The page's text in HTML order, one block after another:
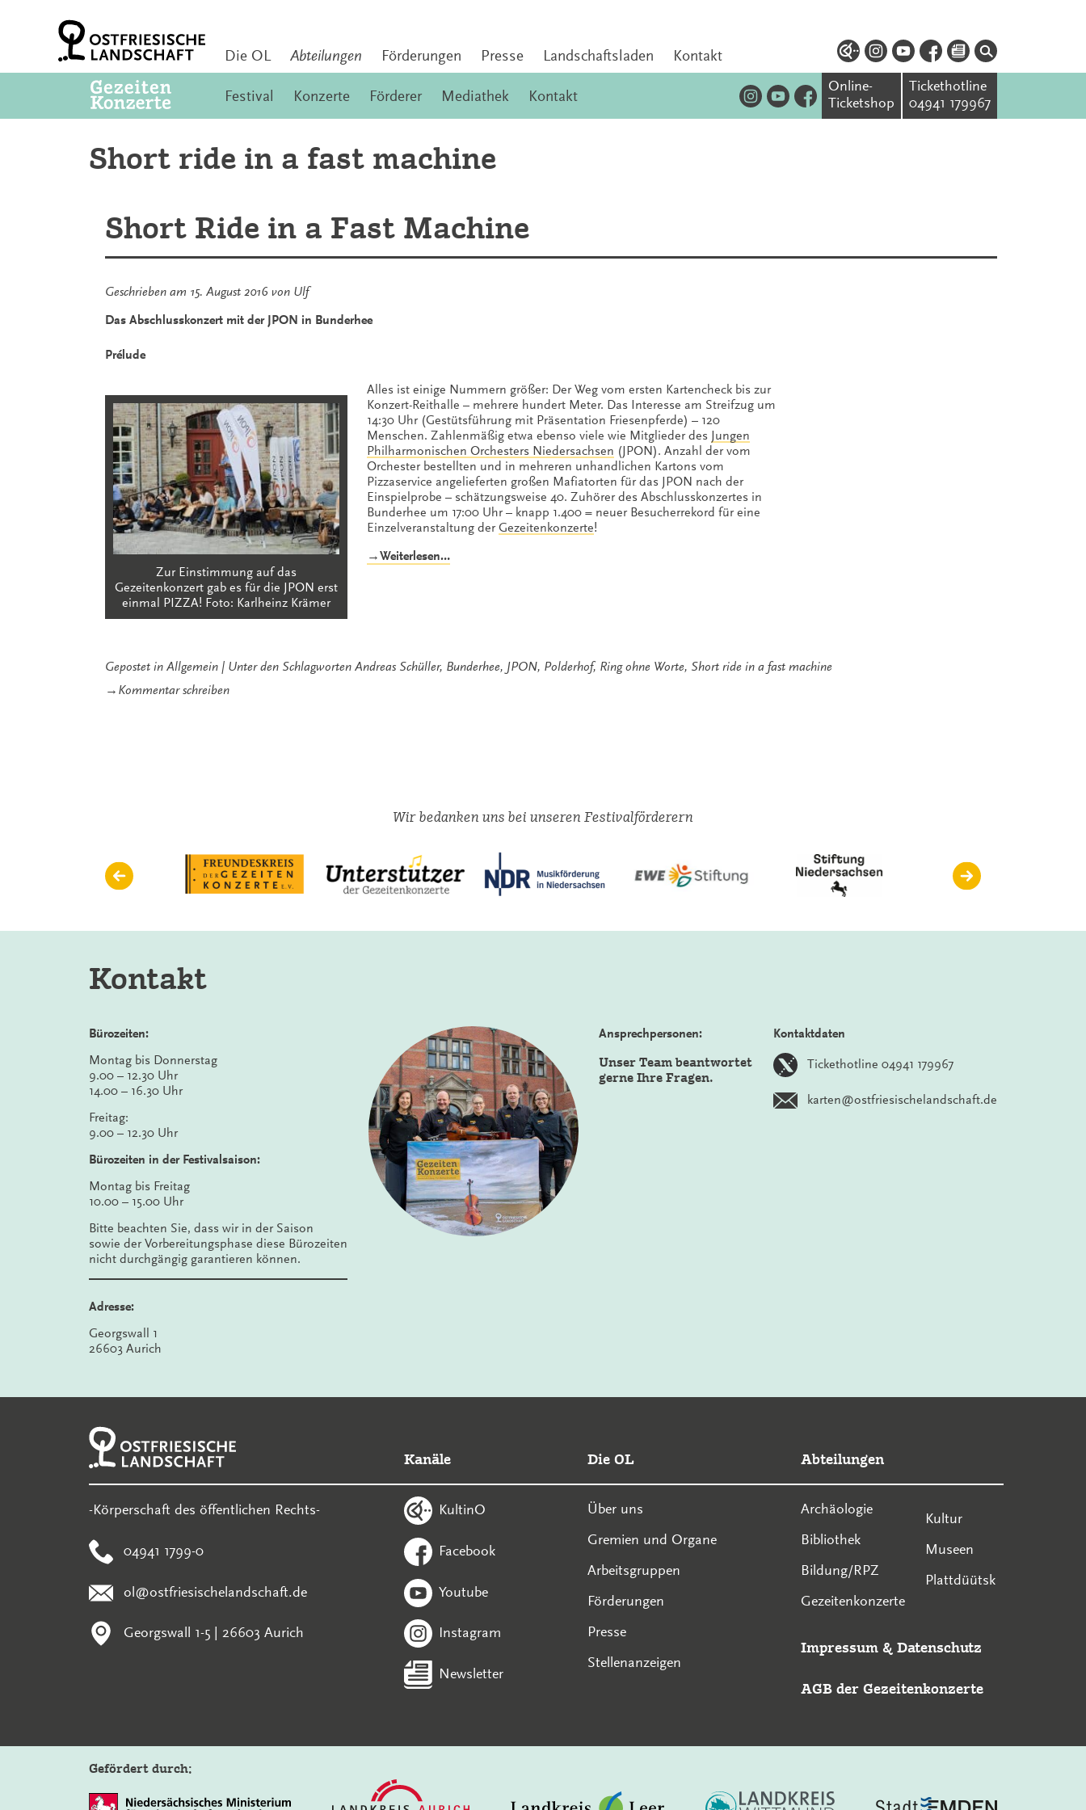
Die OL Abteilungen Förderungen Presse Landschaftsladen Kontakt
Festival Konzerte Förderer Mediathek Kontakt
Online-
Ticketshop
Tickethotline
04941 179967
Short ride in a fast machine
Short Ride in a Fast Machine
Geschrieben am 15. August 2016 von Ulf
Das Abschlusskonzert mit der JPON in Bunderhee
Prélude
Zur Einstimmung auf das
Gezeitenkonzert gab es für die JPON erst
einmal PIZZA! Foto: Karlheinz Krämer
Alles ist einige Nummern größer: Der Weg vom ersten Kartencheck bis zur
Konzert-Reithalle – mehrere hundert Meter. Das Interesse am Streifzug um
14:30 Uhr (Gestütsführung mit Präsentation Friesenpferde) – 120
Menschen. Zahlenmäßig etwa ebenso viele wie Mitglieder des
Jungen
Philharmonischen Orchesters Niedersachsen (JPON). Anzahl der vom
Orchester bestellten und in mehreren unhandlichen Kartons vom
Pizzaservice angelieferten großen Mafiatorten für das JPON nach der
Einspielprobe – schätzungsweise 40. Zuhörer des Abschlusskonzertes in
Bunderhee um 17:00 Uhr – knapp 1.400 = neuer Besucherrekord für eine
Einzelveranstaltung derGezeitenkonzerte!
→Weiterlesen…„Short
Gepostet in Allgemein Unter den Schlagworten Andreas Schüller, Bunderhee, JPON, Polderhof, Ring ohne Worte, Short ride in a fast machine
→ Kommentar schreibenzu
Wir bedanken uns bei unseren Festivalförderern
Kontakt
Bürozeiten:
Montag bis Donnerstag
9.00 – 12.30 Uhr
14.00 – 16.30 Uhr
Freitag:
9.00 – 12.30 Uhr
Bürozeiten in der Festivalsaison:
Montag bis Freitag
10.00 – 15.00 Uhr
Bitte beachten Sie, dass wir in der Saison
sowie der Vorbereitungsphase diese Bürozeiten
nicht durchgängig garantieren können.
Adresse:
Georgswall 1
26603 Aurich
Ansprechpersonen:
Unser Team beantwortet
gerne Ihre Fragen.
Kontaktdaten
Tickethotline 04941 179967
karten@ostfriesischelandschaft.de
-Körperschaft des öffentlichen Rechts-
04941 1799-0
ol@ostfriesischelandschaft.de
Georgswall 1-5 | 26603 Aurich
Kanäle
KultinO
Facebook
Youtube
Instagram
Newsletter
Die OL
Über uns
Gremien und Organe
Arbeitsgruppen
Förderungen
Presse
Stellenanzeigen
Abteilungen
Archäologie
Bibliothek
Bildung/RPZ
Gezeitenkonzerte
Kultur
Museen
Plattdüütsk
Impressum & Datenschutz
AGB der Gezeitenkonzerte
Gefördert durch: